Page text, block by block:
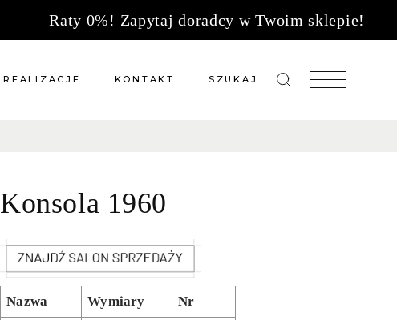
Raty 0%! Zapytaj doradcy w Twoim sklepie!
REALIZACJE KONTAKT
Kuchnie
SZUKAJ
Konsola 1960
Nazwa Wymiary Nr